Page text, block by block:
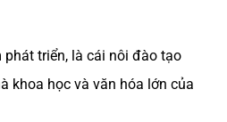
phát triển, là cái nôi đào tạo
khoa học và văn hóa lớn của